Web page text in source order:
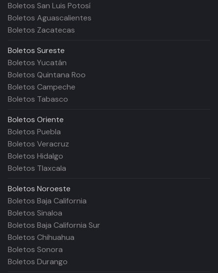
Boletos San Luis Potosí
Boletos Aguascalientes
Boletos Zacatecas
Boletos Sureste
Boletos Yucatán
Boletos Quintana Roo
Boletos Campeche
Boletos Tabasco
Boletos Oriente
Boletos Puebla
Boletos Veracruz
Boletos Hidalgo
Boletos Tlaxcala
Boletos Noroeste
Boletos Baja California
Boletos Sinaloa
Boletos Baja California Sur
Boletos Chihuahua
Boletos Sonora
Boletos Durango